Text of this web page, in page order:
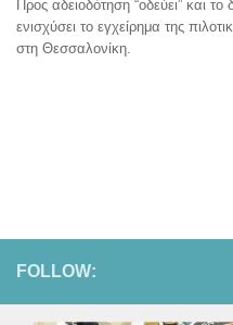
Προς αδειοδότηση “οδεύει” και
ενισχύσει το εγχείρημα της
στη Θεσσαλονίκη.
FOLLOW: